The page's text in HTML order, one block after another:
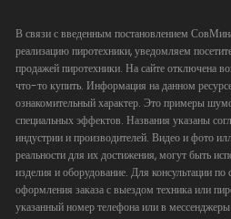
В связи с введенным постановлением
реализацию пиротехники, уведомляем
продажей пиротехники. На сайте отключена
что-то купить. Информация на данном
ознакомительный характер. Это примеры
специальных эффектов. Названия указаны
индустрии и производителей. Видео и фото
реальности для их достижения, могут быть
изделия и оборудование. Для консультации
оформления заказа с выездом техника или
указанный номер телефона или в мессенджеры.